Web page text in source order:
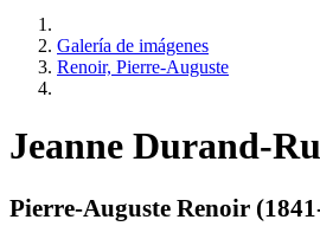
Galería de imágenes
Renoir, Pierre-Auguste
Jeanne Durand-
Pierre-Auguste Renoir